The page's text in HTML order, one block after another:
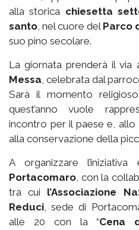
alla storica chiesetta
santo, nel cuore del Parco
suo pino secolare.
La giornata prenderà il via
Messa, celebrata dal
Sarà il momento
quest’anno vuole
incontro per il paese e,
alla conservazione della
A organizzare
Portacomaro, con la
tra cui l’Associazione
Reduci, sede di
alle 20 con la “Cena